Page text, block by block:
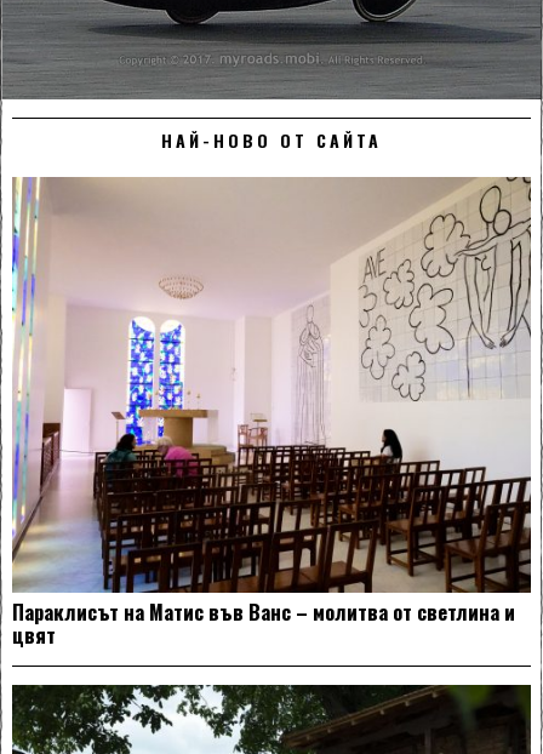
НАЙ-НОВО ОТ САЙТА
Параклисът на Матис във Ванс – молитва от светлина и
цвят